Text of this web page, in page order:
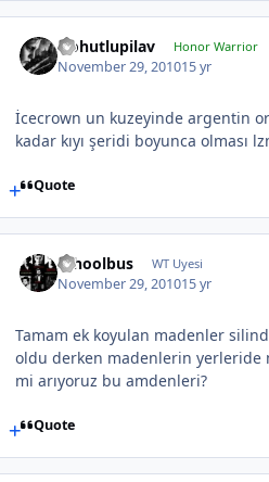
Nohutlupilav Honor Warrior
November 29, 201015 yr
İcecrown un kuzeyinde argentin
kadar kıyı şeridi boyunca olması
Quote
schoolbus WT Uyesi
November 29, 201015 yr
Tamam ek koyulan madenler
oldu derken madenlerin yerleride
mi arıyoruz bu amdenleri?
Quote